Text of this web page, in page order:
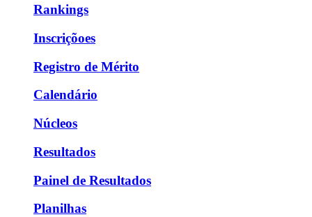
Rankings
Inscriçõoes
Registro de Mérito
Calendário
Núcleos
Resultados
Painel de Resultados
Planilhas